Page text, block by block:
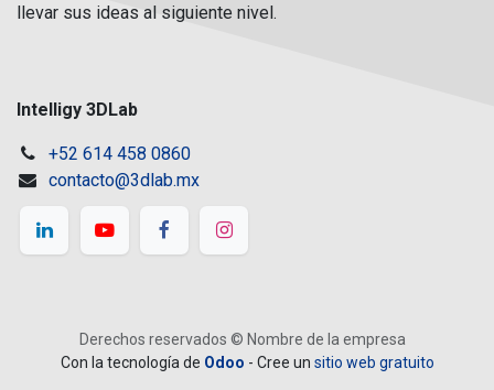
llevar sus ideas al siguiente nivel.
Intelligy 3DLab
+52 614 458 0860
contacto@3dlab.mx
Derechos reservados © Nombre de la empresa
Con la tecnología de Odoo - Cree un sitio web gratuito